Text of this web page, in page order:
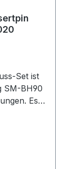
Set ist
SM-BH90
Es